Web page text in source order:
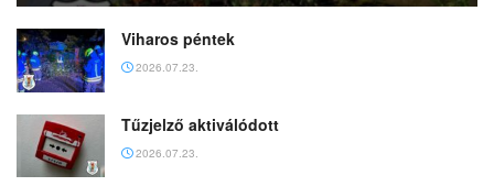
Viharos péntek
2026.07.23.
Tűzjelző aktiválódott
2026.07.23.